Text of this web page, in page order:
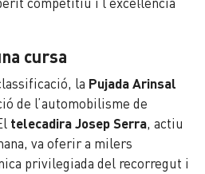
cursa
la Pujada Arinsal
de l’automobilisme de
telecadira Josep Serra, actiu
va oferir a milers
privilegiada del recorregut i